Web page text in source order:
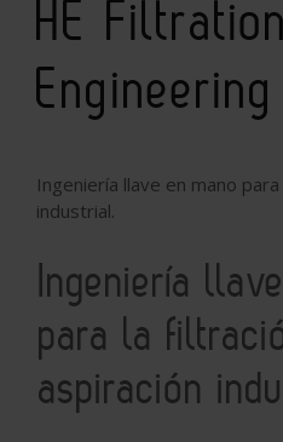
HE Filtration
Ingeniería llave en mano
industrial.
Ingeniería
para la
aspiración